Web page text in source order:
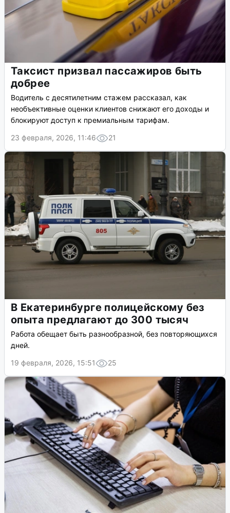
Таксист призвал пассажиров быть
добрее
Водитель с десятилетним стажем рассказал, как
необъективные оценки клиентов снижают его доходы и
блокируют доступ к премиальным тарифам.
23 февраля, 2026, 11:46
21
В Екатеринбурге полицейскому без
опыта предлагают до 300 тысяч
Работа обещает быть разнообразной, без повторяющихся
дней.
19 февраля, 2026, 15:51
25